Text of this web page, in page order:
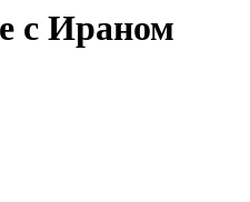
с Ираном